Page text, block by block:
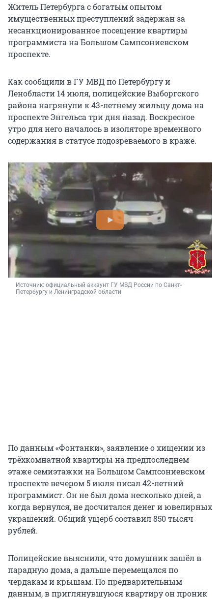
Житель Петербурга с богатым опытом
имущественных преступлений задержан за
несанкционированное посещение квартиры
программиста на Большом Сампсониевском
проспекте.
Как сообщили в ГУ МВД по Петербургу и
Ленобласти 14 июля, полицейские Выборгского
района нагрянули к 43-летнему жильцу дома на
проспекте Энгельса три дня назад. Воскресное
утро для него началось в изоляторе временного
содержания в статусе подозреваемого в краже.
Источник: официальный аккаунт ГУ МВД России по Санкт-
Петербургу и Ленинградской области
По данным «Фонтанки», заявление о хищении из
трёхкомнатной квартиры на предпоследнем
этаже семиэтажки на Большом Сампсониевском
проспекте вечером 5 июля писал 42-летний
программист. Он не был дома несколько дней, а
когда вернулся, не досчитался денег и ювелирных
украшений. Общий ущерб составил 850 тысяч
рублей.
Полицейские выяснили, что домушник зашёл в
парадную дома, а дальше перемещался по
чердакам и крышам. По предварительным
данным, в приглянувшуюся квартиру он проник